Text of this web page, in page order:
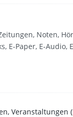
Noten,
E-Paper, E-Audio,
Veranstaltungen